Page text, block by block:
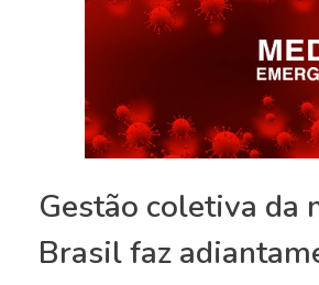
Gestão coletiva da
Brasil faz